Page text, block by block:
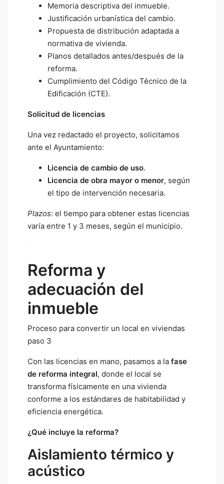
Memoria descriptiva del inmueble.
Justificación urbanística del cambio.
Propuesta de distribución adaptada a
normativa de vivienda.
Planos detallados antes/después de la
reforma.
Cumplimiento del Código Técnico de la
Edificación (CTE).
Solicitud de licencias
Una vez redactado el proyecto, solicitamos
ante el Ayuntamiento:
Licencia de cambio de uso.
Licencia de obra mayor o menor, según
el tipo de intervención necesaria.
Plazos: el tiempo para obtener estas licencias
varía entre 1 y 3 meses, según el municipio.
Reforma y
adecuación del
inmueble
Proceso para convertir un local en viviendas
paso 3
Con las licencias en mano, pasamos a la fase
de reforma integral, donde el local se
transforma físicamente en una vivienda
conforme a los estándares de habitabilidad y
eficiencia energética.
¿Qué incluye la reforma?
Aislamiento térmico y
acústico